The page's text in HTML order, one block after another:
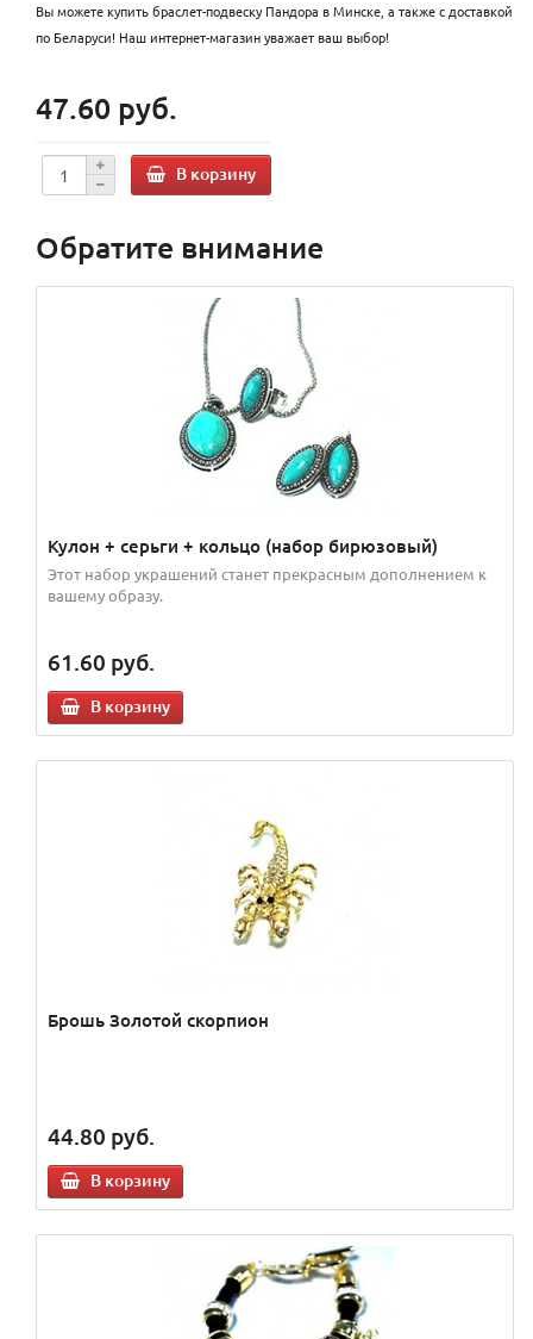
Вы можете купить браслет-подвеску Пандора в Минске, а также с доставкой
по Беларуси! Наш интернет-магазин уважает ваш выбор!
47.60 руб.
В корзину
Обратите внимание
Кулон + серьги + кольцо (набор бирюзовый)
Этот набор украшений станет прекрасным дополнением к
вашему образу.
61.60 руб.
В корзину
Брошь Золотой скорпион
44.80 руб.
В корзину